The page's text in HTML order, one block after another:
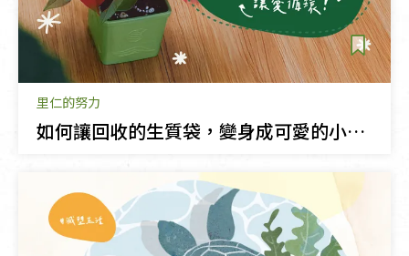
里仁的努力
如何讓回收的生質袋，變身成可愛的小花盆？